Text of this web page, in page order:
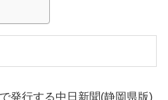
発行する中日新聞(静岡県版)